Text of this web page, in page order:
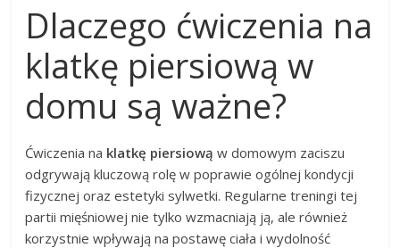
Dlaczego ćwiczenia na
klatkę piersiową w
domu są ważne?
Ćwiczenia na klatkę piersiową w domowym zaciszu
odgrywają kluczową rolę w poprawie ogólnej kondycji
fizycznej oraz estetyki sylwetki. Regularne treningi tej
partii mięśniowej nie tylko wzmacniają ją, ale również
korzystnie wpływają na postawę ciała i wydolność